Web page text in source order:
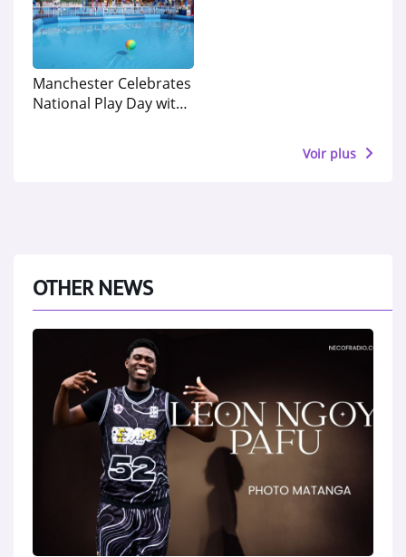
Manchester Celebrates
National Play Day with
Voir plus
OTHER NEWS